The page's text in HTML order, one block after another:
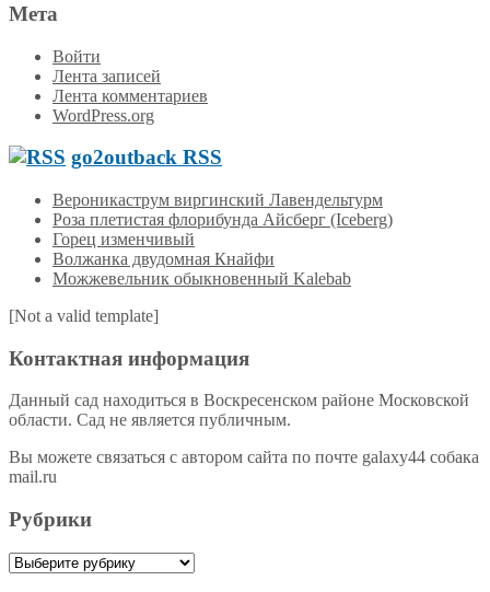
Мета
Войти
Лента записей
Лента комментариев
WordPress.org
go2outback RSS
Вероникаструм виргинский Лавендельтурм
Роза плетистая флорибунда Айсберг (Iceberg)
Горец изменчивый
Волжанка двудомная Кнайфи
Можжевельник обыкновенный Kalebab
[Not a valid template]
Контактная информация
Данный сад находиться в Воскресенском районе Московской
области. Сад не является публичным.
Вы можете связаться с автором сайта по почте galaxy44 собака
mail.ru
Рубрики
Рубрики